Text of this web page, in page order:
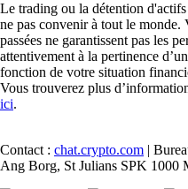
Le trading ou la détention
ne pas convenir à tout le monde.
passées ne garantissent pas les
attentivement à la pertinence
fonction de votre situation
Vous trouverez plus
ici.
Contact : chat.crypto.com |
Ang Borg, St Julians SPK 1000